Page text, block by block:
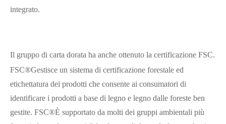
integrato.
Il gruppo di carta dorata ha anche ottenuto la certificazione FSC.
FSC®Gestisce un sistema di certificazione forestale ed
etichettatura dei prodotti che consente ai consumatori di
identificare i prodotti a base di legno e legno dalle foreste ben
gestite. FSC®È supportato da molti dei gruppi ambientali più